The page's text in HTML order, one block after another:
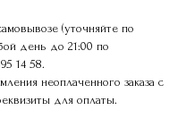
(уточняйте по
день до 21:00 по
14 58.
неоплаченного заказа с
для оплаты.